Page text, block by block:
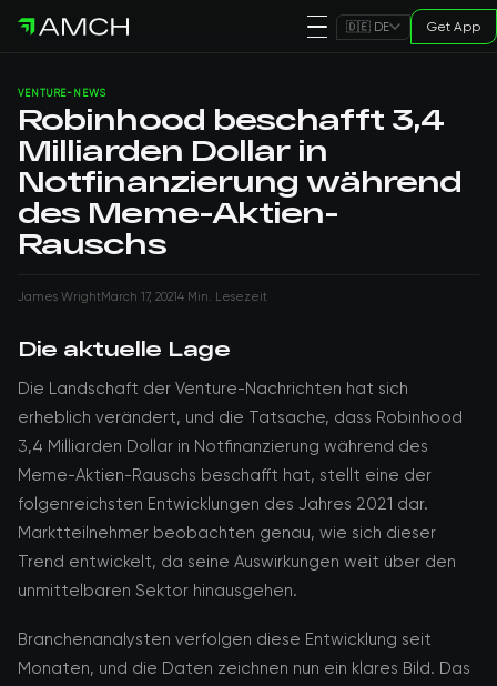
🇩🇪 DE Get App
VENTURE-NEWS
Robinhood beschafft 3,4
Milliarden Dollar in
Notfinanzierung während
des Meme-Aktien-
Rauschs
James WrightMarch 17, 20214 Min. Lesezeit
Die aktuelle Lage
Die Landschaft der Venture-Nachrichten hat sich
erheblich verändert, und die Tatsache, dass Robinhood
3,4 Milliarden Dollar in Notfinanzierung während des
Meme-Aktien-Rauschs beschafft hat, stellt eine der
folgenreichsten Entwicklungen des Jahres 2021 dar.
Marktteilnehmer beobachten genau, wie sich dieser
Trend entwickelt, da seine Auswirkungen weit über den
unmittelbaren Sektor hinausgehen.
Branchenanalysten verfolgen diese Entwicklung seit
Monaten, und die Daten zeichnen nun ein klares Bild. Das